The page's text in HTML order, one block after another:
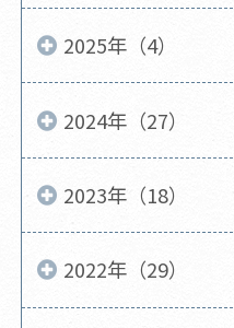
2025年（4）
2024年（27）
2023年（18）
2022年（29）